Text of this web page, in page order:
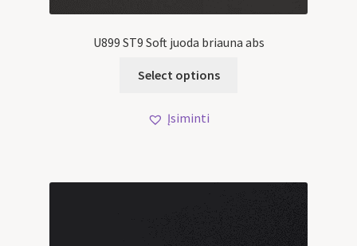
U899 ST9 Soft juoda briauna abs
Select options
Įsiminti